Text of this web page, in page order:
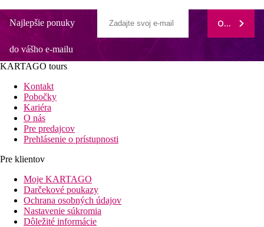
Najlepšie ponuky
do vášho e-mailu
ODOBERAŤ
KARTAGO tours
Kontakt
Pobočky
Kariéra
O nás
Pre predajcov
Prehlásenie o prístupnosti
Pre klientov
Moje KARTAGO
Darčekové poukazy
Ochrana osobných údajov
Nastavenie súkromia
Dôležité informácie